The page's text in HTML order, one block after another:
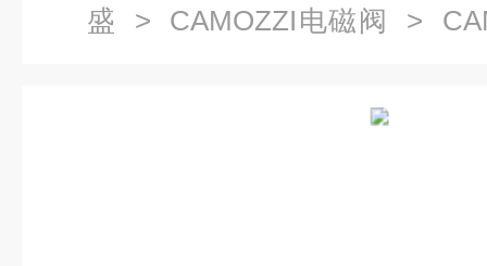
盛 > CAMOZZI电磁阀 >